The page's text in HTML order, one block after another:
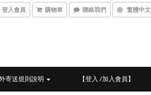
登入會員 購物車 聯絡我們 繁體中文
寄送規則說明 【登入 /加入會員】